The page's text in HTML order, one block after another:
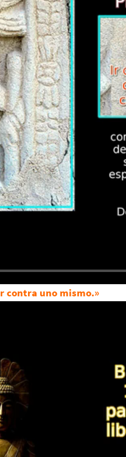
contra uno mismo.»